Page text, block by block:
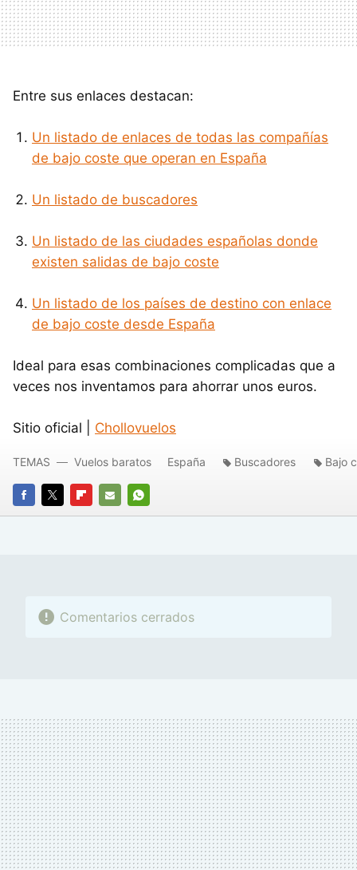
Entre sus enlaces destacan:
Un listado de enlaces de todas las compañías
de bajo coste que operan en España
Un listado de buscadores
Un listado de las ciudades españolas donde
existen salidas de bajo coste
Un listado de los países de destino con enlace
de bajo coste desde España
Ideal para esas combinaciones complicadas que a
veces nos inventamos para ahorrar unos euros.
Sitio oficial | Chollovuelos
FACEBOOK
TWITTERFLIPBOARD
E-
WHATSAPP
TEMAS Vuelos baratos España Buscadores Bajo
Comentarios cerrados